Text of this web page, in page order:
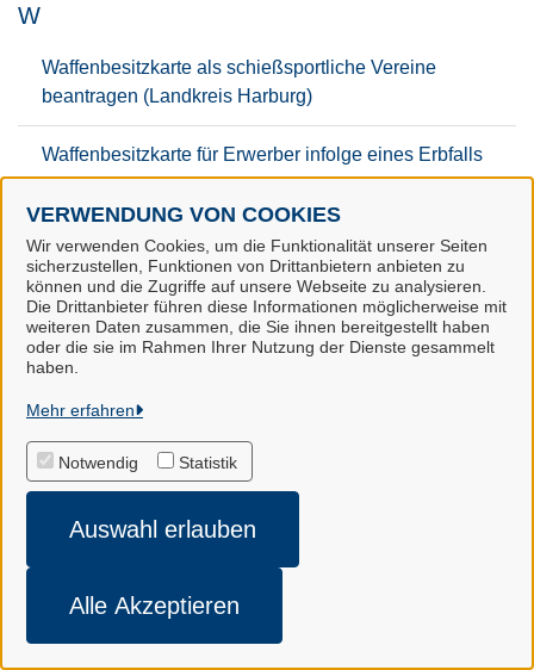
VERWENDUNG VON COOKIES
Wir verwenden Cookies, um die Funktionalität unserer Seiten
sicherzustellen, Funktionen von Drittanbietern anbieten zu
können und die Zugriffe auf unsere Webseite zu analysieren.
Die Drittanbieter führen diese Informationen möglicherweise mit
weiteren Daten zusammen, die Sie ihnen bereitgestellt haben
oder die sie im Rahmen Ihrer Nutzung der Dienste gesammelt
haben.
Mehr erfahren
Notwendig Statistik
Auswahl erlauben
Alle Akzeptieren
W
Waffenbesitzkarte als schießsportliche Vereine
beantragen (Landkreis Harburg)
Waffenbesitzkarte für Erwerber infolge eines Erbfalls
beantragen (Landkreis Harburg)
Wahlrecht für Unternehmen mit Sitz in der EU zur
Besteuerung von Waren im Mini-One-Stop-Shop
(M1SS) beantragen (Landkreis Harburg)
Wohnsitz anmelden (Samtgemeinde Hollenstedt)
Zuschuss der Agentur für Arbeit zur
beantragen, die im Rahmen einer
Einstiegsqualifizierung auf eine betriebliche
Berufsausbildung vorbereitet werden sollen
(Landkreis Harburg)